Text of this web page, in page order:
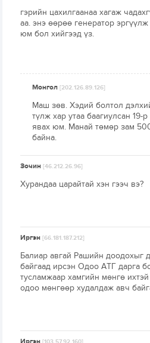
гэрийн цахилгаанаа хагаж
аа. энэ өөрөө генератор
юм бол хийгээд үз.
Монгол[202.126.89.126]
Маш зөв. Хэдий болтол
түлж хар утаа баагиулсан 19-
явах юм. Манай төмөр зам
байна.
Зочин[46.212.26.96]
Хурандаа царайтай хэн гээч вэ?
Иргэн[66.181.187.212]
Балиар авгай Рашийн доодохыг
байгаад ирсэн Одоо АТГ дарга
тусламжаар хамгийн мөнгө
одоо мөнгөөр худалдаж авч